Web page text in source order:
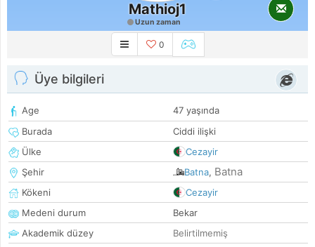
Mathioj1
Uzun zaman
0
Üye bilgileri
Age
47 yaşında
Burada
Ciddi ilişki
Ülke
Cezayir
Şehir
Batna, Batna
Kökeni
Cezayir
Medeni durum
Bekar
Akademik düzey
Belirtilmemiş